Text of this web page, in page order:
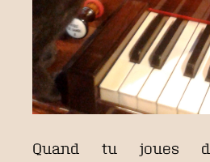
Quand tu joues